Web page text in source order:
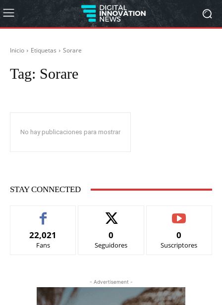
Inicio Etiquetas Sorare
Tag: Sorare
No hay publicaciones para mostrar
STAY CONNECTED
22,021
Fans
0
Seguidores
0
Suscriptores
- Advertisement -